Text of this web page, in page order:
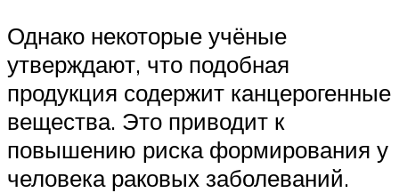
Однако некоторые учёные
утверждают, что подобная
продукция содержит канцерогенные
вещества. Это приводит к
повышению риска формирования у
человека раковых заболеваний.